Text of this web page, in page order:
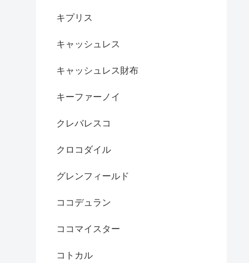
キプリス
キャッシュレス
キャッシュレス財布
キーファーノイ
クレバレスコ
クロコダイル
グレンフィールド
ココデュラン
ココマイスター
コトカル